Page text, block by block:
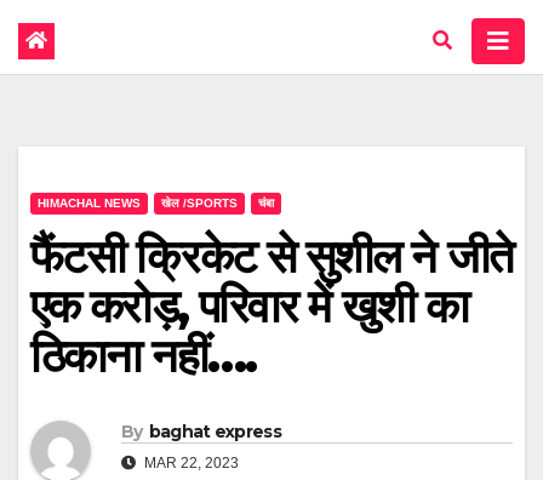
HIMACHAL NEWS खेल /SPORTS चंबा
फैंटसी क्रिकेट से सुशील ने जीते
एक करोड़, परिवार में खुशी का
ठिकाना नहीं….
By baghat express
MAR 22, 2023